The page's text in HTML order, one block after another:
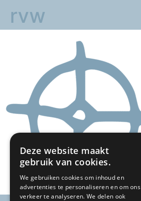
rvw
Deze website maakt
gebruik van cookies.
We gebruiken cookies om inhoud en
advertenties te personaliseren en om ons
verkeer te analyseren. We delen ook